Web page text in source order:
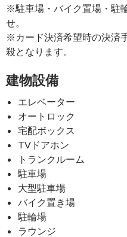
※駐車場・バイク置場・駐
せ。
※カード決済希望時の決済
殺となります。
建物設備
エレベーター
オートロック
宅配ボックス
TVドアホン
トランクルーム
駐車場
大型駐車場
バイク置き場
駐輪場
ラウンジ